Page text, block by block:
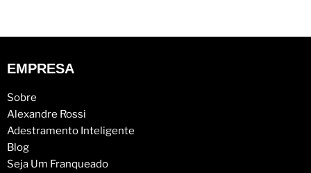
EMPRESA
Sobre
Alexandre Rossi
Adestramento Inteligente
Blog
Seja Um Franqueado